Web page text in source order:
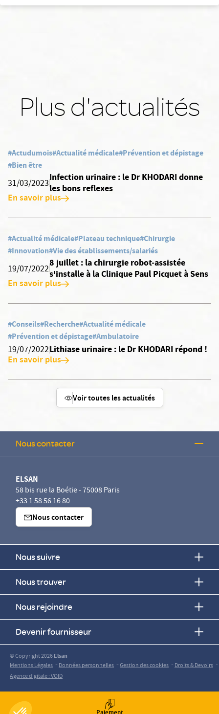
Plus d'actualités
#Actudumois#Actualité médicale#Prévention et dépistage
#Bien être
31/03/2023
Infection urinaire : le Dr KHODARI donne
les bons reflexes
En savoir plus
#Actualité médicale#Plateau technique#Chirurgie
#Innovation#Vie des établissements/salariés
19/07/2022
8 juillet : la chirurgie robot-assistée
s'installe à la Clinique Paul Picquet à Sens
En savoir plus
#Conseils#Recherche#Actualité médicale
#Prévention et dépistage#Ambulatoire
19/07/2022Lithiase urinaire : le Dr KHODARI répond !
En savoir plus
Voir toutes les actualités
Nous contacter
ELSAN
58 bis rue la Boétie - 75008 Paris
+33 1 58 56 16 80
Nous contacter
Nous suivre
Nous trouver
Nous rejoindre
Devenir fournisseur
© Copyright 2026Elsan
Mentions Légales -Données personnelles -Gestion des cookies -Droits & Devoirs -
Agence digitale : VOID